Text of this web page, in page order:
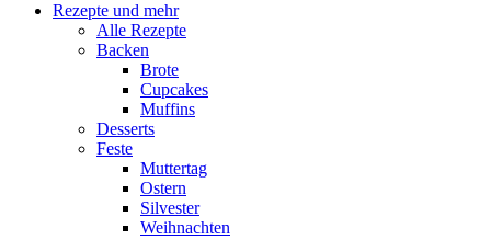
Rezepte und mehr
Alle Rezepte
Backen
Brote
Cupcakes
Muffins
Desserts
Feste
Muttertag
Ostern
Silvester
Weihnachten